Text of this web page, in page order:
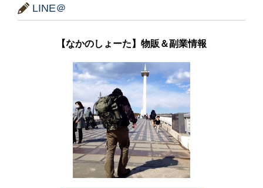
LINE＠
【なかのしょーた】物販＆副業情報